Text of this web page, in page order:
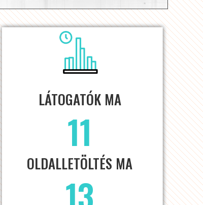
LÁTOGATÓK MA
11
OLDALLETÖLTÉS MA
13